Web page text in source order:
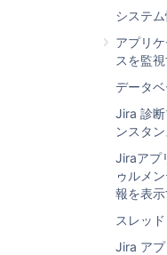
システ
アプリ
スを監
データ
Jira 診断
ンスタ
Jiraアプ
ゥルメ
報を表示
スレッ
Jira ア
たはコンピュ
ーザーの名前
機能を使用し
JVM パラメ
-
複数のアプリ
やワイルドカ
リの完全なキ
-
専用ユーザー
ことをお勧め
su -u <
$ ./
には、
ます。
Ubuntu を使
次のように少
start-jira.sh
用する場合、
を指定する必
./bin/
Jira のステー
していないけ
合は、Jira を
ナーの呼び出
追加できます
最終更新日 2018
この内容はお役
関連コンテンツ
Architecture